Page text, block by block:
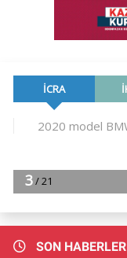
SON HABERLER